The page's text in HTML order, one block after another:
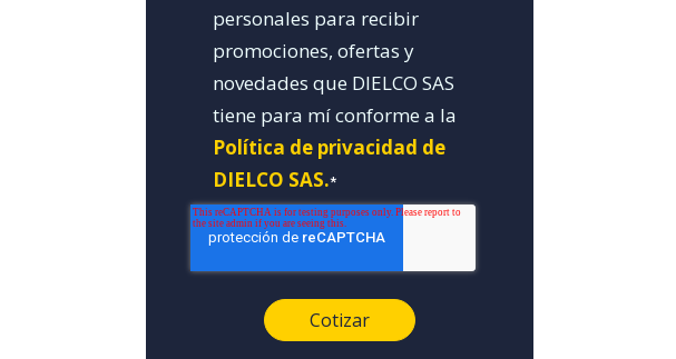
personales para recibir
promociones, ofertas y
novedades que DIELCO SAS
tiene para mí conforme a la
Política de privacidad de
DIELCO SAS.*